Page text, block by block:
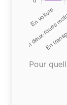
Pour